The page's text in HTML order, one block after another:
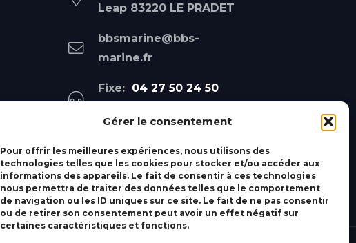
Gérer le consentement
Pour offrir les meilleures expériences, nous utilisons des
technologies telles que les cookies pour stocker et/ou accéder aux
informations des appareils. Le fait de consentir à ces technologies
nous permettra de traiter des données telles que le comportement
de navigation ou les ID uniques sur ce site. Le fait de ne pas consentir
ou de retirer son consentement peut avoir un effet négatif sur
certaines caractéristiques et fonctions.
Leap 83220 LE PRADET
bbsmarine@bbs-
marine.fr
Fixe: 04 27 50 24 50